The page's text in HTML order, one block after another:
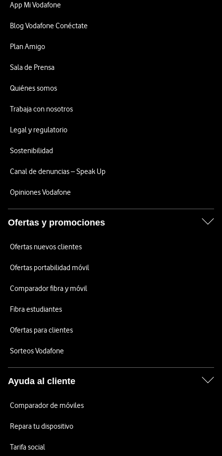
App Mi Vodafone
Blog Vodafone Conéctate
Plan Amigo
Sala de Prensa
Quiénes somos
Trabaja con nosotros
Legal y regulatorio
Sostenibilidad
Canal de denuncias – Speak Up
Opiniones Vodafone
Ofertas y promociones
Ofertas nuevos clientes
Ofertas portabilidad móvil
Comparador fibra y móvil
Fibra estudiantes
Ofertas para clientes
Sorteos Vodafone
Ayuda al cliente
Comparador de móviles
Repara tu dispositivo
Tarifa social